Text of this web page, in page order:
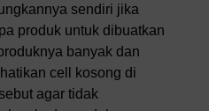
sendiri jika
produk untuk dibuatkan
banyak dan
cell kosong di
agar tidak